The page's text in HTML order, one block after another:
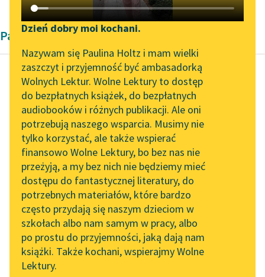
Katalog DAISY
Podkasty o książkach
Zgłoś brak utworu
Aktualności
Zapraszamy na spotkanie
online z tłumaczkami
literatury skandynawskiej
Spotkanie z Katarzyną
Tunkiel w Oslo
Wolne Lektury na 32.
Pol’and’Rock Festivalu
„Kochanek Lady
Chatterley” do słuchania
na Wolnych Lekturach
Nowy audiobook –
„Marzenie o Oriencie”
Narzędzia
Mapa Wolnych Lektur
Leśmianator
Przewodnik dla piszących i
czytających
API
OAI-PMH
Widget Wolnych Lektur
Przypisy
Dzień dobry moi kochani.
Nazywam się Paulina Holtz i mam wielki
zaszczyt i przyjemność być ambasadorką
Wolnych Lektur. Wolne Lektury to dostęp
do bezpłatnych książek, do bezpłatnych
audiobooków i różnych publikacji. Ale oni
potrzebują naszego wsparcia. Musimy nie
tylko korzystać, ale także wspierać
finansowo Wolne Lektury, bo bez nas nie
przeżyją, a my bez nich nie będziemy mieć
dostępu do fantastycznej literatury, do
potrzebnych materiałów, które bardzo
często przydają się naszym dzieciom w
szkołach albo nam samym w pracy, albo
po prostu do przyjemności, jaką dają nam
książki. Także kochani, wspierajmy Wolne
Lektury.
Pamiętnik Giacomo Casanovy
Giacomo Casanova
Od kobiety do
kobiety
Pewnego pięknego
poranku zjawił się u
mnie ów generał, który
sekundował
Branickiemu w
pojedynku.
Przychodził...